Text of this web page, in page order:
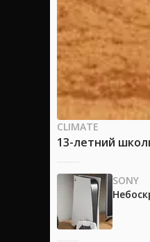
CLIMATE
13-летний
SONY